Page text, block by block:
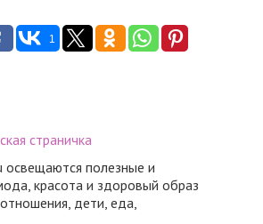
1
страничка
освещаются полезные и
красота и здоровый образ
дети, еда,